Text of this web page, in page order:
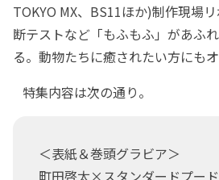
TOKYO MX、BS11ほか)制作現場
断テストなど「もふもふ」があふ
る。動物たちに癒されたい方にもオ
特集内容は次の通り。
＜表紙＆巻頭グラビア＞
町田啓太×スタンダードプー